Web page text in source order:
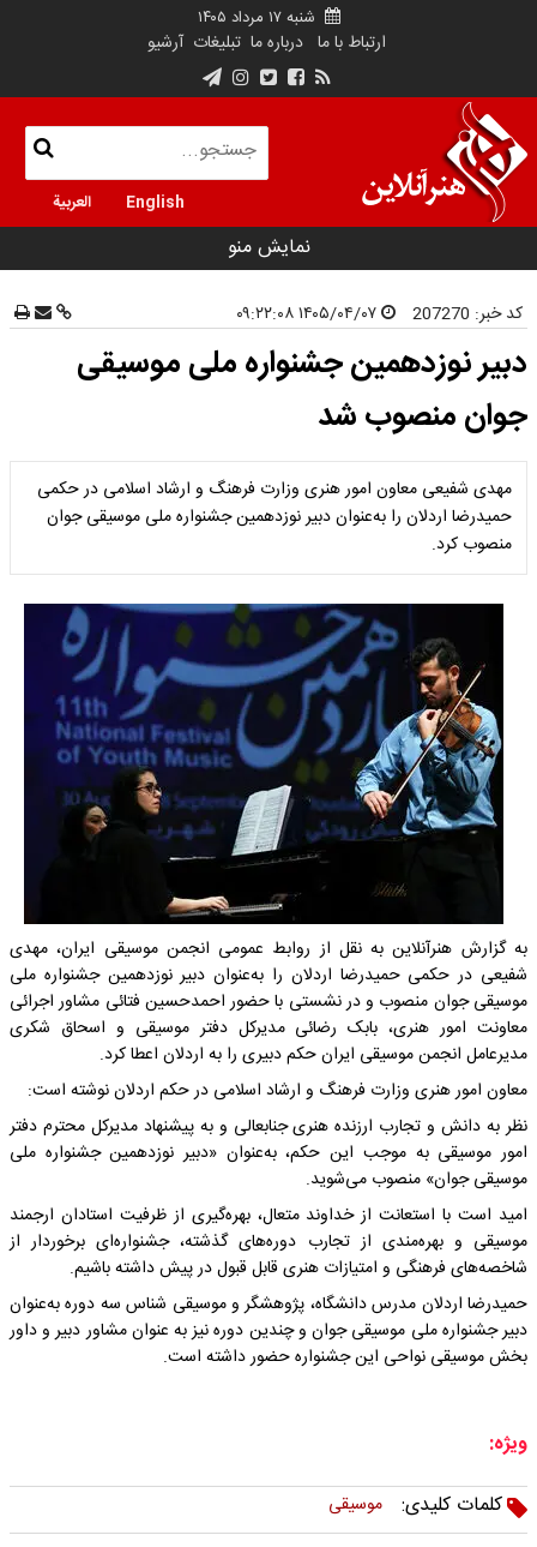
شنبه ۱۷ مرداد ۱۴۰۵
ارتباط با ما درباره ما تبلیغات آرشیو
English العربية
نمایش منو
کد خبر: 207270
دبیر نوزدهمین جشنواره ملی موسیقی
جوان منصوب شد
مهدی شفیعی معاون امور هنری وزارت فرهنگ و ارشاد اسلامی در حکمی
حمیدرضا اردلان را به‌عنوان دبیر نوزدهمین جشنواره ملی موسیقی جوان
منصوب کرد.
به گزارش هنرآنلاین به نقل از روابط عمومی انجمن موسیقی ایران، مهدی
شفیعی در حکمی حمیدرضا اردلان را به‌عنوان دبیر نوزدهمین جشنواره ملی
موسیقی جوان منصوب و در نشستی با حضور احمدحسین فتائی مشاور اجرائی
معاونت امور هنری، بابک رضائی مدیرکل دفتر موسیقی و اسحاق شکری
مدیرعامل انجمن موسیقی ایران حکم دبیری را به اردلان اعطا کرد.
معاون امور هنری وزارت فرهنگ و ارشاد اسلامی در حکم اردلان نوشته است:
نظر به دانش و تجارب ارزنده هنری جنابعالی و به پیشنهاد مدیرکل محترم دفتر
امور موسیقی به موجب این حکم، به‌عنوان «دبیر نوزدهمین جشنواره ملی
موسیقی جوان» منصوب می‌شوید.
امید است با استعانت از خداوند متعال، بهره‌گیری از ظرفیت استادان ارجمند
موسیقی و بهره‌مندی از تجارب دوره‌های گذشته، جشنواره‌ای برخوردار از
شاخصه‌های فرهنگی و امتیازات هنری قابل قبول در پیش داشته باشیم.
حمیدرضا اردلان مدرس دانشگاه، پژوهشگر و موسیقی شناس سه دوره به‌عنوان
دبیر جشنواره ملی موسیقی جوان و چندین دوره نیز به عنوان مشاور دبیر و داور
بخش موسیقی نواحی این جشنواره حضور داشته است.
ویژه:
کلمات کلیدی:
موسیقی